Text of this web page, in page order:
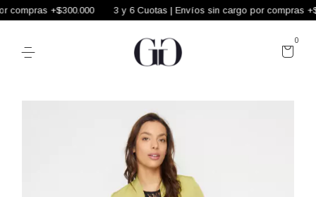
+$300.000 3 y 6 Cuotas | Envíos sin cargo por compras
0